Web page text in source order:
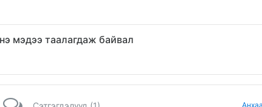
мэдээ таалагдаж байвал